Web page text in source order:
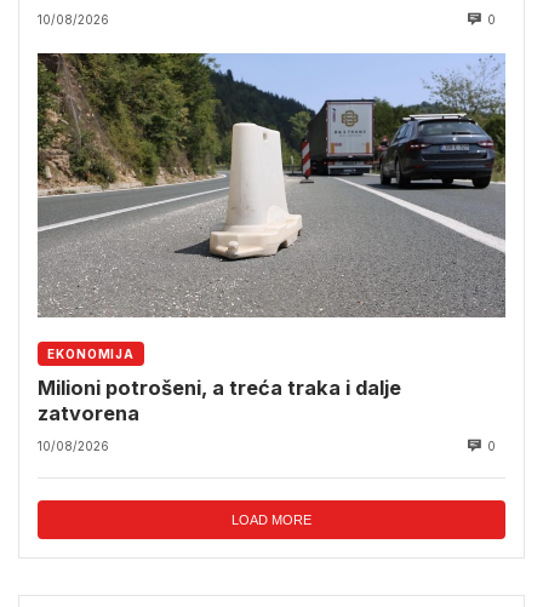
10/08/2026 0
EKONOMIJA
Milioni potrošeni, a treća traka i dalje
zatvorena
10/08/2026 0
LOAD MORE